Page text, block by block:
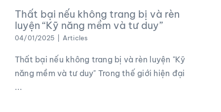
Thất bại nếu không trang bị và rèn
luyện “Kỹ năng mềm và tư duy”
04/01/2025 Articles
Thất bại nếu không trang bị và rèn luyện "Kỹ
năng mềm và tư duy" Trong thế giới hiện đại
...